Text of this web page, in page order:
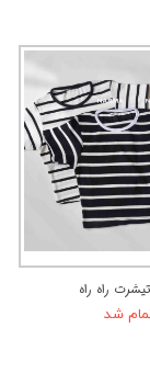
راه راه
شد